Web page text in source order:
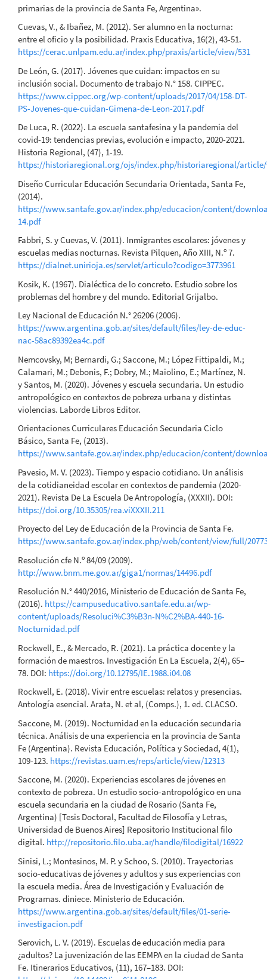
primarias de la provincia de Santa Fe, Argentina».
Cuevas, V., & Ibañez, M. (2012). Ser alumno en la nocturna:
entre el oficio y la posibilidad. Praxis Educativa, 16(2), 43-51.
https://cerac.unlpam.edu.ar/index.php/praxis/article/view/531
De León, G. (2017). Jóvenes que cuidan: impactos en su
inclusión social. Documento de trabajo N.° 158. CIPPEC.
https://www.cippec.org/wp-content/uploads/2017/04/158-DT-
PS-Jovenes-que-cuidan-Gimena-de-Leon-2017.pdf
De Luca, R. (2022). La escuela santafesina y la pandemia del
covid-19: tendencias previas, evolución e impacto, 2020-2021.
Historia Regional, (47), 1-19.
https://historiaregional.org/ojs/index.php/historiaregional/article/
Diseño Curricular Educación Secundaria Orientada, Santa Fe,
(2014).
https://www.santafe.gov.ar/index.php/educacion/content/
14.pdf
Fabbri, S. y Cuevas, V. (2011). Inmigrantes escolares: jóvenes y
escuelas medias nocturnas. Revista Pilquen, Año XIII, N.º 7.
https://dialnet.unirioja.es/servlet/articulo?codigo=3773961
Kosik, K. (1967). Dialéctica de lo concreto. Estudio sobre los
problemas del hombre y del mundo. Editorial Grijalbo.
Ley Nacional de Educación N.° 26206 (2006).
https://www.argentina.gob.ar/sites/default/files/ley-de-educ-
nac-58ac89392ea4c.pdf
Nemcovsky, M; Bernardi, G.; Saccone, M.; López Fittipaldi, M.;
Calamari, M.; Debonis, F.; Dobry, M.; Maiolino, E.; Martínez, N.
y Santos, M. (2020). Jóvenes y escuela secundaria. Un estudio
antropológico en contextos de pobreza urbana y distintas
violencias. Laborde Libros Editor.
Orientaciones Curriculares Educación Secundaria Ciclo
Básico, Santa Fe, (2013).
https://www.santafe.gov.ar/index.php/educacion/content/
Pavesio, M. V. (2023). Tiempo y espacio cotidiano. Un análisis
de la cotidianeidad escolar en contextos de pandemia (2020-
2021). Revista De La Escuela De Antropología, (XXXII). DOI:
https://doi.org/10.35305/rea.viXXXII.211
Proyecto del Ley de Educación de la Provincia de Santa Fe.
https://www.santafe.gov.ar/index.php/web/content/view/full/
Resolución cfe N.º 84/09 (2009).
http://www.bnm.me.gov.ar/giga1/normas/14496.pdf
Resolución N.° 440/2016, Ministerio de Educación de Santa Fe,
(2016). https://campuseducativo.santafe.edu.ar/wp-
content/uploads/Resoluci%C3%B3n-N%C2%BA-440-16-
Nocturnidad.pdf
Rockwell, E., & Mercado, R. (2021). La práctica docente y la
formación de maestros. Investigación En La Escuela, 2(4), 65–
78. DOI: https://doi.org/10.12795/IE.1988.i04.08
Rockwell, E. (2018). Vivir entre escuelas: relatos y presencias.
Antología esencial. Arata, N. et al, (Comps.), 1. ed. CLACSO.
Saccone, M. (2019). Nocturnidad en la educación secundaria
técnica. Análisis de una experiencia en la provincia de Santa
Fe (Argentina). Revista Educación, Política y Sociedad, 4(1),
109-123. https://revistas.uam.es/reps/article/view/12313
Saccone, M. (2020). Experiencias escolares de jóvenes en
contexto de pobreza. Un estudio socio-antropológico en una
escuela secundaria en la ciudad de Rosario (Santa Fe,
Argentina) [Tesis Doctoral, Facultad de Filosofía y Letras,
Universidad de Buenos Aires] Repositorio Institucional filo
digital. http://repositorio.filo.uba.ar/handle/filodigital/16922
Sinisi, L.; Montesinos, M. P. y Schoo, S. (2010). Trayectorias
socio-educativas de jóvenes y adultos y sus experiencias con
la escuela media. Área de Investigación y Evaluación de
Programas. diniece. Ministerio de Educación.
https://www.argentina.gob.ar/sites/default/files/01-serie-
investigacion.pdf
Serovich, L. V. (2019). Escuelas de educación media para
¿adultos? La juvenización de las EEMPA en la ciudad de Santa
Fe. Itinerarios Educativos, (11), 167–183. DOI: